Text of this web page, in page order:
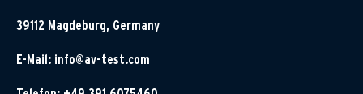
39112 Magdeburg, Germany
E-Mail: info@av-test.com